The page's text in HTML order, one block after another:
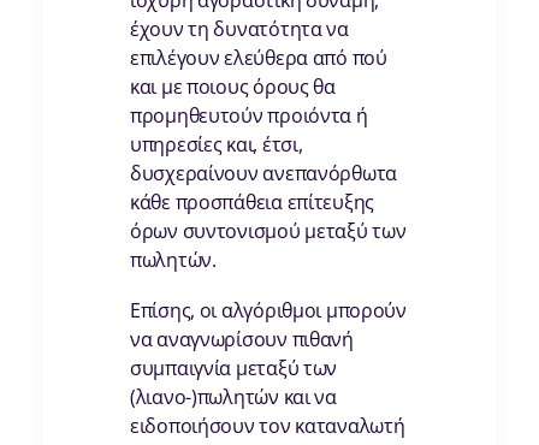
έχουν τη δυνατότητα να
επιλέγουν ελεύθερα από πού
και με ποιους όρους θα
προμηθευτούν προιόντα ή
υπηρεσίες και, έτσι,
δυσχεραίνουν ανεπανόρθωτα
κάθε προσπάθεια επίτευξης
όρων συντονισμού μεταξύ των
πωλητών.
Επίσης, οι αλγόριθμοι μπορούν
να αναγνωρίσουν πιθανή
συμπαιγνία μεταξύ των
(λιανο-)πωλητών και να
ειδοποιήσουν τον καταναλωτή